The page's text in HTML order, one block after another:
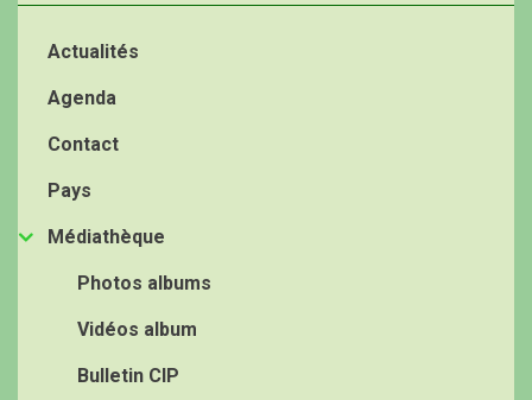
Actualités
Agenda
Contact
Pays
Médiathèque
Photos albums
Vidéos album
Bulletin CIP